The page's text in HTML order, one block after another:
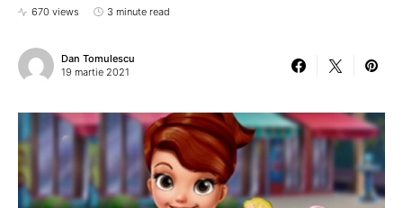
670 views 3 minute read
Dan Tomulescu
19 martie 2021